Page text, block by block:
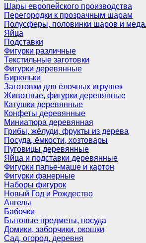
Шары европейского производства
Перегородки к прозрачным шарам
Полусферы, половинки шаров и
Яйца
Подставки
Фигурки различные
Текстильные заготовки
Фигурки деревянные
Бирюльки
Заготовки для ёлочных игрушек
Животные, фигурки деревянные
Катушки деревянные
Конфеты деревянные
Миниатюра деревянная
Грибы, жёлуди, фрукты из дерева
Посуда, ёмкости, хозтовары
Пуговицы деревянные
Яйца и подставки деревянные
Фигурки папье-маше и картон
Фигурки фанерные
Наборы фигурок
Новый Год и Рождество
Ангелы
Бабочки
Бытовые предметы, посуда
Домики, заборчики, окошки
Сад, огород, деревня